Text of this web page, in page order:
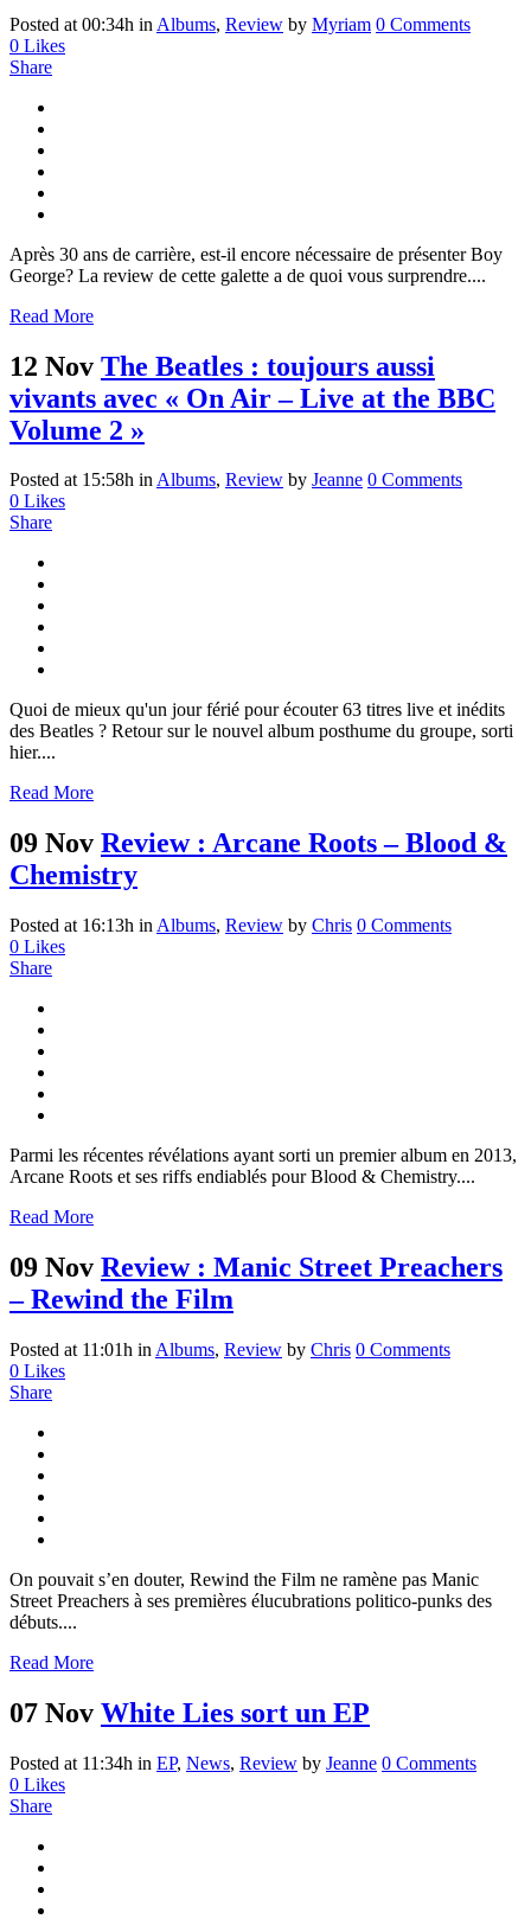
Posted at 00:34h in Albums, Review by Myriam 0 Comments
0 Likes
Share
Après 30 ans de carrière, est-il encore nécessaire de présenter Boy
George? La review de cette galette a de quoi vous surprendre....
Read More
12 Nov The Beatles : toujours aussi
vivants avec « On Air – Live at the BBC
Volume 2 »
Posted at 15:58h inAlbums, Review by Jeanne 0 Comments
0 Likes
Share
Quoi de mieux qu'un jour férié pour écouter 63 titres live et inédits
des Beatles ? Retour sur le nouvel album posthume du groupe, sorti
hier....
Read More
09 Nov Review : Arcane Roots – Blood &
Chemistry
Posted at 16:13h in Albums, Review by Chris 0 Comments
0 Likes
Share
Parmi les récentes révélations ayant sorti un premier album en 2013,
Arcane Roots et ses riffs endiablés pour Blood & Chemistry....
Read More
09 Nov Review : Manic Street Preachers
– Rewind the Film
Posted at 11:01h in Albums, Review by Chris 0 Comments
0 Likes
Share
On pouvait s’en douter, Rewind the Film ne ramène pas Manic
Street Preachers à ses premières élucubrations politico-punks des
débuts....
Read More
07 Nov White Lies sort un EP
Posted at 11:34h in EP, News, Review by Jeanne 0 Comments
0 Likes
Share